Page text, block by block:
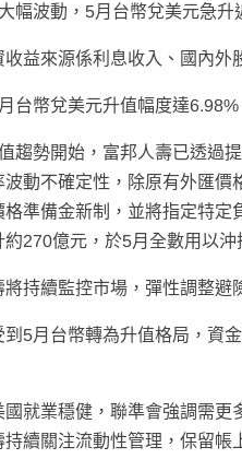
幅波動，5月台幣兌美元急
益來源係利息收入、國內外
台幣兌美元升值幅度達
趨勢開始，富邦人壽已透過
波動不確定性，除原有外匯
格準備金新制，並將指定特
270億元，於5月全數用以沖
持續監控市場，彈性調整避
到5月台幣轉為升值格局，資
國就業穩健，聯準會強調需
持續關注流動性管理，保留帳